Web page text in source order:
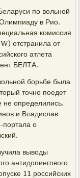
по вольной
в Рио.
комиссия
отстранила от
атлета
БЕЛТА.
борьбе была
точно поедет
определились.
и Владислав
портала о
выводы
антидопингового
11 российских